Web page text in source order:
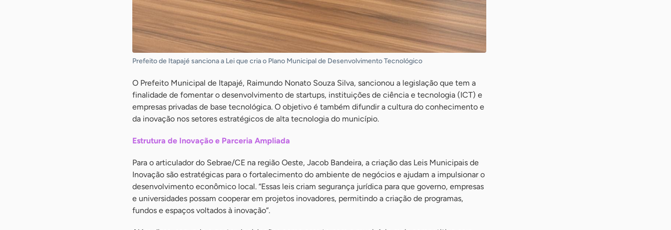
Prefeito de Itapajé sanciona a Lei que cria o Plano Municipal de Desenvolvimento Tecnológico
O Prefeito Municipal de Itapajé, Raimundo Nonato Souza Silva, sancionou a legislação que tem a
finalidade de fomentar o desenvolvimento de startups, instituições de ciência e tecnologia (ICT) e
empresas privadas de base tecnológica. O objetivo é também difundir a cultura do conhecimento e
da inovação nos setores estratégicos de alta tecnologia do município.
Estrutura de Inovação e Parceria Ampliada
Para o articulador do Sebrae/CE na região Oeste, Jacob Bandeira, a criação das Leis Municipais de
Inovação são estratégicas para o fortalecimento do ambiente de negócios e ajudam a impulsionar o
desenvolvimento econômico local. “Essas leis criam segurança jurídica para que governo, empresas
e universidades possam cooperar em projetos inovadores, permitindo a criação de programas,
fundos e espaços voltados à inovação”.